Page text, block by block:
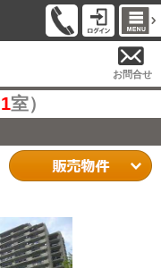
お問合せ
1室）